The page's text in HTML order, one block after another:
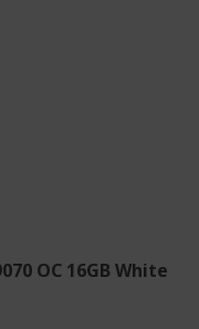
OC 16GB White